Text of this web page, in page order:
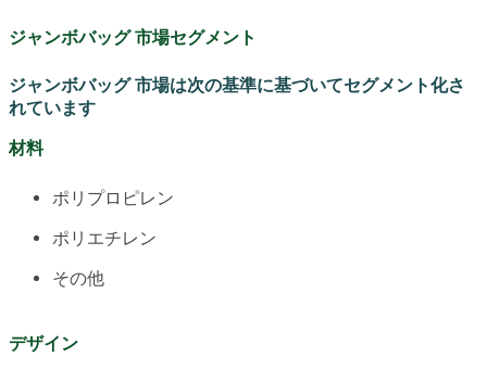
ジャンボバッグ 市場セグメント
ジャンボバッグ 市場は次の基準に基づいてセグメント化さ
れています
材料
ポリプロピレン
ポリエチレン
その他
デザイン